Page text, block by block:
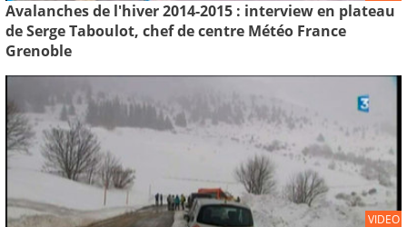
Avalanches de l'hiver 2014-2015 : interview en plateau
de Serge Taboulot, chef de centre Météo France
Grenoble
VIDEO